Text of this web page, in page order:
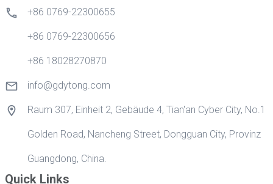
Quick Links
+86 0769-22300655
+86 0769-22300656
+86 18028270870
info@gdytong.com
Raum 307, Einheit 2, Gebäude 4, Tian'an Cyber City, No.1
Golden Road, Nancheng Street, Dongguan City, Provinz
Guangdong, China.